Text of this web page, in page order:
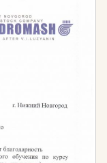
соблюдать
при
знания и